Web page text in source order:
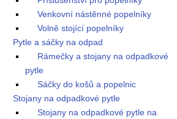
Venkovní nástěnné popelníky
Volně stojící popelníky
Pytle a sáčky na odpad
Rámečky a stojany na odpadkové
pytle
Sáčky do košů a popelnic
Stojany na odpadkové pytle
Stojany na odpadkové pytle na